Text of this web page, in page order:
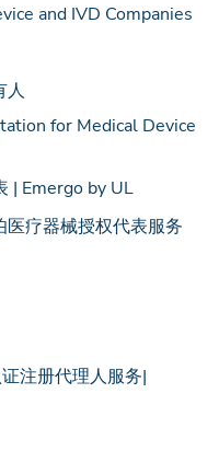
and IVD Companies
人
for Medical Device
| Emergo by UL
疗器械授权代表服务
注册代理人服务|